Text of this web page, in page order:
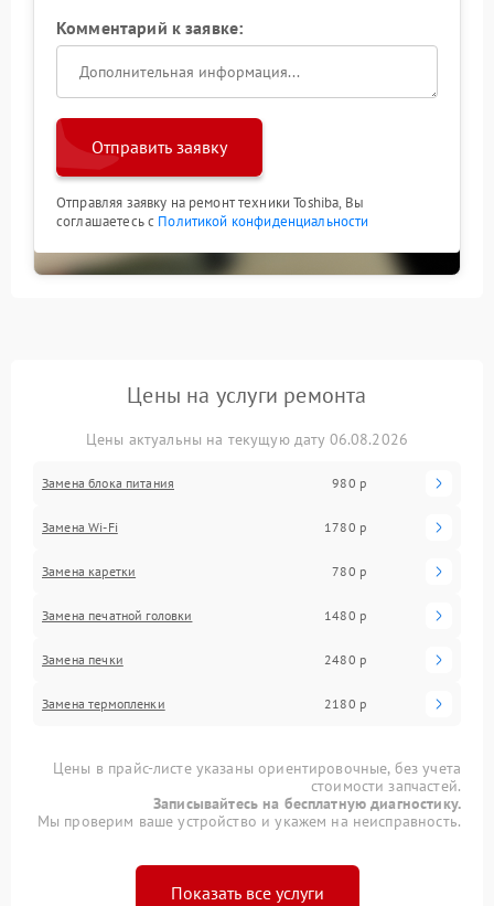
Комментарий к заявке:
Отправить заявку
Отправляя заявку на ремонт техники Toshiba, Вы
соглашаетесь с Политикой конфиденциальности
Цены на услуги ремонта
Цены актуальны на текущую дату 06.08.2026
Замена блока питания 980 р
Замена Wi-Fi 1780 р
Замена каретки 780 р
Замена печатной головки 1480 р
Замена печки 2480 р
Замена термопленки 2180 р
Цены в прайс-листе указаны ориентировочные, без учета
стоимости запчастей.
Записывайтесь на бесплатную диагностику.
Мы проверим ваше устройство и укажем на неисправность.
Показать все услуги